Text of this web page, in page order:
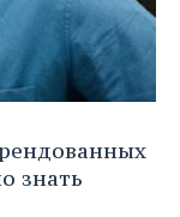
знать